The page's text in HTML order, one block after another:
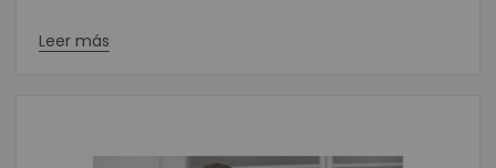
Leer más